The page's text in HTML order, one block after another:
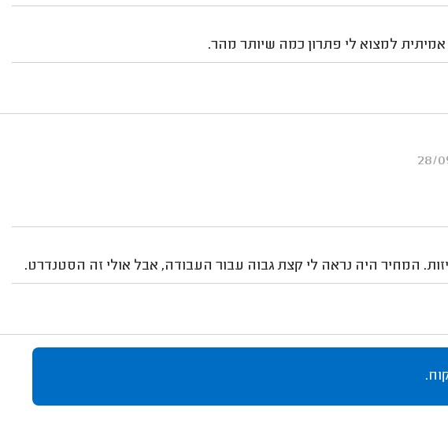
למצוא לי פתרון כמה שיותר מהר.
המחיר היה נראה לי קצת גבוה עבור העבודה, אבל אולי זה הסטנדרט.